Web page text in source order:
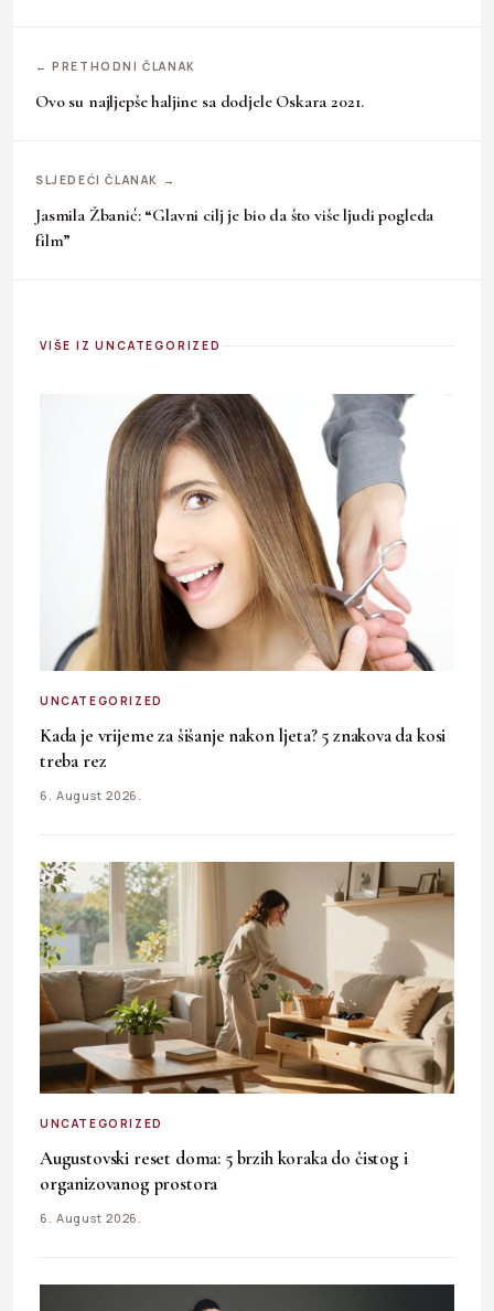
← PRETHODNI ČLANAK
Ovo su najljepše haljine sa dodjele Oskara 2021.
SLJEDEĆI ČLANAK →
Jasmila Žbanić: “Glavni cilj je bio da što više ljudi pogleda
film”
VIŠE IZ UNCATEGORIZED
UNCATEGORIZED
Kada je vrijeme za šišanje nakon ljeta? 5 znakova da kosi
treba rez
6. August 2026.
UNCATEGORIZED
Augustovski reset doma: 5 brzih koraka do čistog i
organizovanog prostora
6. August 2026.